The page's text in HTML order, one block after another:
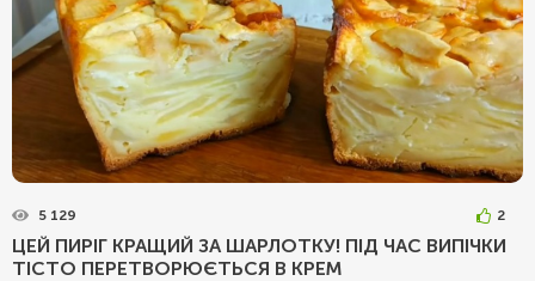
5 129 2
ЦЕЙ ПИРІГ КРАЩИЙ ЗА ШАРЛОТКУ! ПІД ЧАС ВИПІЧКИ
ТІСТО ПЕРЕТВОРЮЄТЬСЯ В КРЕМ